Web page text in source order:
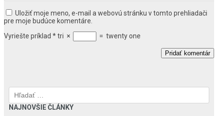
Uložiť moje meno, e-mail a webovú stránku v tomto prehliadači
pre moje budúce komentáre.
Vyriešte príklad *tri × = twenty one
Hľadať:
NAJNOVŠIE ČLÁNKY